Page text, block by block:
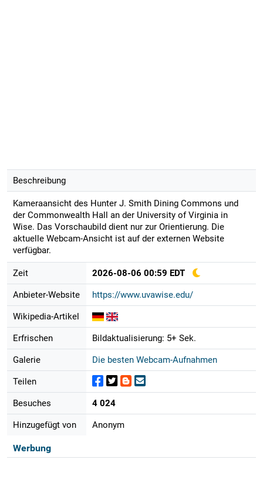
Beschreibung
Kameraansicht des Hunter J. Smith Dining Commons und
der Commonwealth Hall an der University of Virginia in
Wise. Das Vorschaubild dient nur zur Orientierung. Die
aktuelle Webcam-Ansicht ist auf der externen Website
verfügbar.
Zeit 2026-08-06 00:59 EDT
Anbieter-Website https://www.uvawise.edu/
Wikipedia-Artikel
Erfrischen Bildaktualisierung: 5+ Sek.
Galerie Die besten Webcam-Aufnahmen
Teilen
Besuches 4 024
Hinzugefügt von Anonym
Werbung